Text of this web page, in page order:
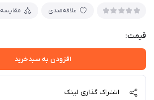
علاقه‌مندی مقایسه
قیمت:
افزودن به سبدخرید
اشتراک گذاری لینک